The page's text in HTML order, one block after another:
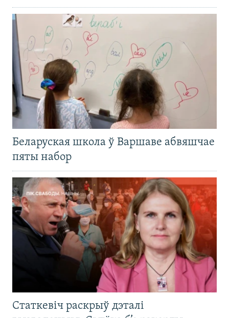
Беларуская школа ў Варшаве абвяшчае
пяты набор
Статкевіч раскрыў дэталі